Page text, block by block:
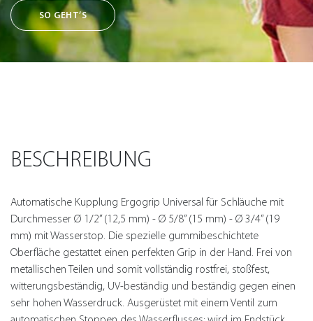
SO GEHT’S
BESCHREIBUNG
Automatische Kupplung Ergogrip Universal für Schläuche mit
Durchmesser Ø 1/2” (12,5 mm) - Ø 5/8” (15 mm) - Ø 3/4” (19
mm) mit Wasserstop. Die spezielle gummibeschichtete
Oberfläche gestattet einen perfekten Grip in der Hand. Frei von
metallischen Teilen und somit vollständig rostfrei, stoßfest,
witterungsbeständig, UV-beständig und beständig gegen einen
sehr hohen Wasserdruck. Ausgerüstet mit einem Ventil zum